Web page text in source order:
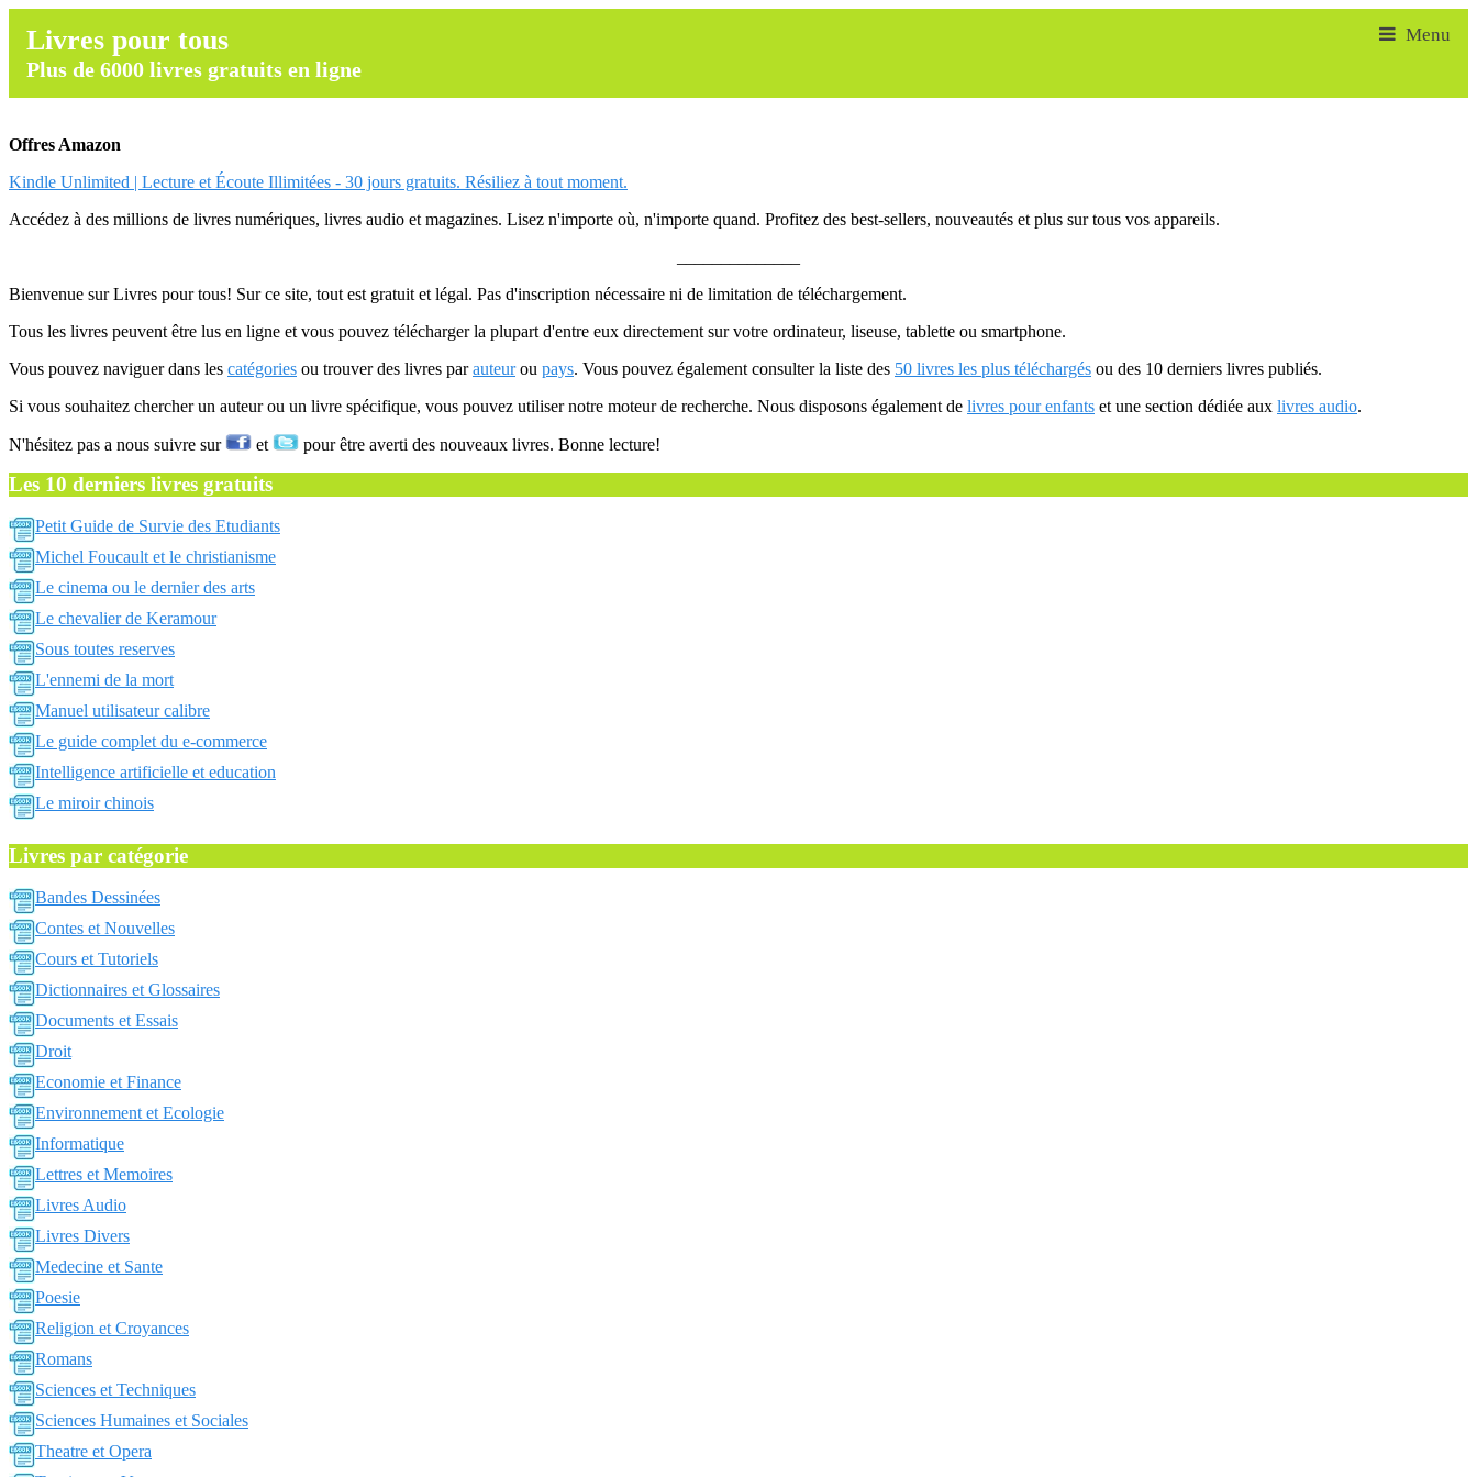
Livres pour tous
Plus de 6000 livres gratuits en ligne
Offres Amazon
Kindle Unlimited | Lecture et Écoute Illimitées - 30 jours gratuits. Résiliez à tout moment.
Accédez à des millions de livres numériques, livres audio et magazines. Lisez n'importe où, n'importe quand. Profitez des best-sellers, nouveautés et plus sur tous vos appareils.
Bienvenue sur Livres pour tous! Sur ce site, tout est gratuit et légal. Pas d'inscription nécessaire ni de limitation de téléchargement.
Tous les livres peuvent être lus en ligne et vous pouvez télécharger la plupart d'entre eux directement sur votre ordinateur, liseuse, tablette ou smartphone.
Vous pouvez naviguer dans les catégories ou trouver des livres parauteurou pays. Vous pouvez également consulter la liste des 50 livres les plus téléchargés ou des 10 derniers livres publiés.
Si vous souhaitez chercher un auteur ou un livre spécifique, vous pouvez utiliser notre moteur de recherche. Nous disposons également de livres pour enfants et une section dédiée aux livres audio.
N'hésitez pas a nous suivre sur et pour être averti des nouveaux livres. Bonne lecture!
Les 10 derniers livres gratuits
Petit Guide de Survie des Etudiants
Michel Foucault et le christianisme
Le cinema ou le dernier des arts
Le chevalier de Keramour
Sous toutes reserves
L'ennemi de la mort
Manuel utilisateur calibre
Le guide complet du e-commerce
Intelligence artificielle et education
Le miroir chinois
Livres par catégorie
Bandes Dessinées
Contes et Nouvelles
Cours et Tutoriels
Dictionnaires et Glossaires
Documents et Essais
Droit
Economie et Finance
Environnement et Ecologie
Informatique
Lettres et Memoires
Livres Audio
Livres Divers
Medecine et Sante
Poesie
Religion et Croyances
Romans
Sciences et Techniques
Sciences Humaines et Sociales
Theatre et Opera